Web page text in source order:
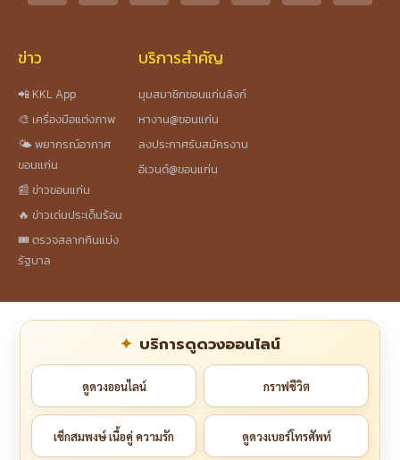
ข่าว
📲 KKL App
🎨 เครื่องมือแต่งภาพ
🌤️ พยากรณ์อากาศ
ขอนแก่น
📰 ข่าวขอนแก่น
🔥 ข่าวเด่นประเด็นร้อน
🎟️ ตรวจสลากกินแบ่ง
รัฐบาล
บริการสำคัญ
มุมสมาชิกขอนแก่นลิงก์
หางาน@ขอนแก่น
ลงประกาศรับสมัครงาน
อีเวนต์@ขอนแก่น
บริการดูดวงออนไลน์
ดูดวงออนไลน์ กราฟชีวิต
เช็กสมพงษ์ เนื้อคู่ ความรัก ดูดวงเบอร์โทรศัพท์